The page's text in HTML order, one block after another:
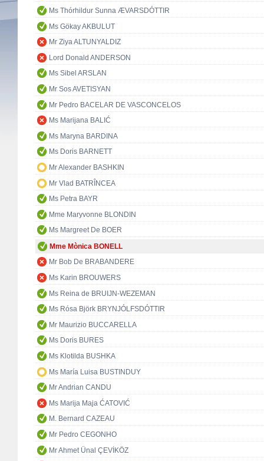
Ms Thórhildur Sunna ÆVARSDÓTTIR
Ms Gökay AKBULUT
Mr Ziya ALTUNYALDIZ
Lord Donald ANDERSON
Ms Sibel ARSLAN
Mr Sos AVETISYAN
Mr Pedro BACELAR DE VASCONCELOS
Ms Marijana BALIĆ
Ms Maryna BARDINA
Ms Doris BARNETT
Mr Alexander BASHKIN
Mr Vlad BATRÎNCEA
Ms Petra BAYR
Mme Maryvonne BLONDIN
Ms Margreet De BOER
Mme Mònica BONELL
Mr Bob De BRABANDERE
Ms Karin BROUWERS
Ms Reina de BRUIJN-WEZEMAN
Ms Rósa Björk BRYNJÓLFSDÓTTIR
Mr Maurizio BUCCARELLA
Ms Doris BURES
Ms Klotilda BUSHKA
Ms María Luisa BUSTINDUY
Mr Andrian CANDU
Ms Marija Maja ĆATOVIĆ
M. Bernard CAZEAU
Mr Pedro CEGONHO
Mr Ahmet Ünal ÇEVİKÖZ